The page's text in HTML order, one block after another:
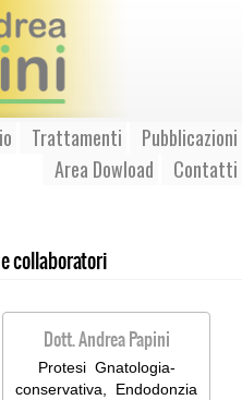
Trattamenti
Pubblicazioni
Area Dowload
Contatti
collaboratori
Dott. Andrea Papini
Protesi Gnatologia-
conservativa, Endodonzia